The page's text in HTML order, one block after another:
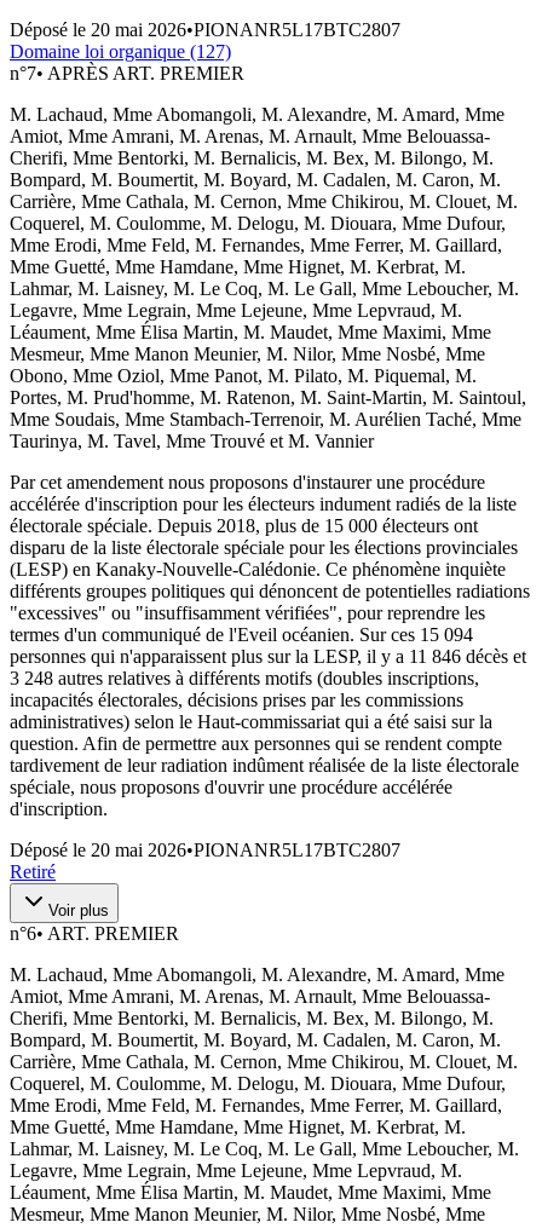
Déposé le 20 mai 2026•PIONANR5L17BTC2807
Domaine loi organique (127)
n°7• APRÈS ART. PREMIER
M. Lachaud, Mme Abomangoli, M. Alexandre, M. Amard, Mme
Amiot, Mme Amrani, M. Arenas, M. Arnault, Mme Belouassa-
Cherifi, Mme Bentorki, M. Bernalicis, M. Bex, M. Bilongo, M.
Bompard, M. Boumertit, M. Boyard, M. Cadalen, M. Caron, M.
Carrière, Mme Cathala, M. Cernon, Mme Chikirou, M. Clouet, M.
Coquerel, M. Coulomme, M. Delogu, M. Diouara, Mme Dufour,
Mme Erodi, Mme Feld, M. Fernandes, Mme Ferrer, M. Gaillard,
Mme Guetté, Mme Hamdane, Mme Hignet, M. Kerbrat, M.
Lahmar, M. Laisney, M. Le Coq, M. Le Gall, Mme Leboucher, M.
Legavre, Mme Legrain, Mme Lejeune, Mme Lepvraud, M.
Léaument, Mme Élisa Martin, M. Maudet, Mme Maximi, Mme
Mesmeur, Mme Manon Meunier, M. Nilor, Mme Nosbé, Mme
Obono, Mme Oziol, Mme Panot, M. Pilato, M. Piquemal, M.
Portes, M. Prud'homme, M. Ratenon, M. Saint-Martin, M. Saintoul,
Mme Soudais, Mme Stambach-Terrenoir, M. Aurélien Taché, Mme
Taurinya, M. Tavel, Mme Trouvé et M. Vannier
Par cet amendement nous proposons d'instaurer une procédure
accélérée d'inscription pour les électeurs indument radiés de la liste
électorale spéciale. Depuis 2018, plus de 15 000 électeurs ont
disparu de la liste électorale spéciale pour les élections provinciales
(LESP) en Kanaky-Nouvelle-Calédonie. Ce phénomène inquiète
différents groupes politiques qui dénoncent de potentielles radiations
"excessives" ou "insuffisamment vérifiées", pour reprendre les
termes d'un communiqué de l'Eveil océanien. Sur ces 15 094
personnes qui n'apparaissent plus sur la LESP, il y a 11 846 décès et
3 248 autres relatives à différents motifs (doubles inscriptions,
incapacités électorales, décisions prises par les commissions
administratives) selon le Haut-commissariat qui a été saisi sur la
question. Afin de permettre aux personnes qui se rendent compte
tardivement de leur radiation indûment réalisée de la liste électorale
spéciale, nous proposons d'ouvrir une procédure accélérée
d'inscription.
Déposé le 20 mai 2026•PIONANR5L17BTC2807
Retiré
Voir plus
n°6• ART. PREMIER
M. Lachaud, Mme Abomangoli, M. Alexandre, M. Amard, Mme
Amiot, Mme Amrani, M. Arenas, M. Arnault, Mme Belouassa-
Cherifi, Mme Bentorki, M. Bernalicis, M. Bex, M. Bilongo, M.
Bompard, M. Boumertit, M. Boyard, M. Cadalen, M. Caron, M.
Carrière, Mme Cathala, M. Cernon, Mme Chikirou, M. Clouet, M.
Coquerel, M. Coulomme, M. Delogu, M. Diouara, Mme Dufour,
Mme Erodi, Mme Feld, M. Fernandes, Mme Ferrer, M. Gaillard,
Mme Guetté, Mme Hamdane, Mme Hignet, M. Kerbrat, M.
Lahmar, M. Laisney, M. Le Coq, M. Le Gall, Mme Leboucher, M.
Legavre, Mme Legrain, Mme Lejeune, Mme Lepvraud, M.
Léaument, Mme Élisa Martin, M. Maudet, Mme Maximi, Mme
Mesmeur, Mme Manon Meunier, M. Nilor, Mme Nosbé, Mme